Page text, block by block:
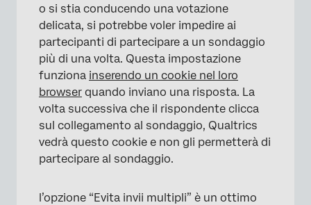
o si stia conducendo una votazione
delicata, si potrebbe voler impedire ai
partecipanti di partecipare a un sondaggio
più di una volta. Questa impostazione
funziona inserendo un cookie nel loro
browser quando inviano una risposta. La
volta successiva che il rispondente clicca
sul collegamento al sondaggio, Qualtrics
vedrà questo cookie e non gli permetterà di
partecipare al sondaggio.
l’opzione “Evita invii multipli” è un ottimo